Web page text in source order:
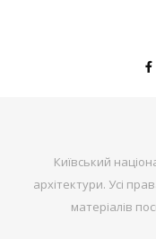
Київський
архітектури. Усі
матеріалів